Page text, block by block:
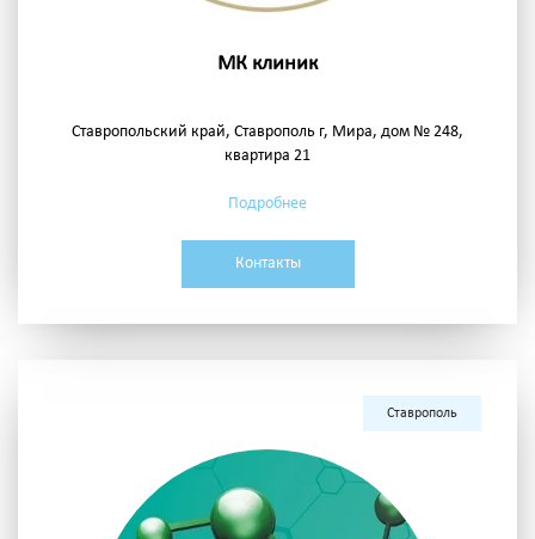
МК клиник
Ставропольский край, Ставрополь г, Мира, дом № 248,
квартира 21
Подробнее
Контакты
Ставрополь